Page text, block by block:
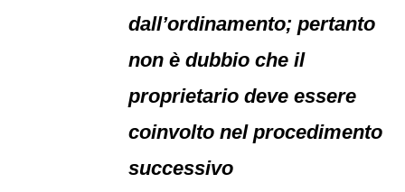
dall’ordinamento; pertanto
non è dubbio che il
proprietario deve essere
coinvolto nel procedimento
successivo